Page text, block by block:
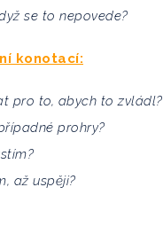
se to nepovede?
konotací:
pro to, abych to zvládl?
prohry?
až uspěji?